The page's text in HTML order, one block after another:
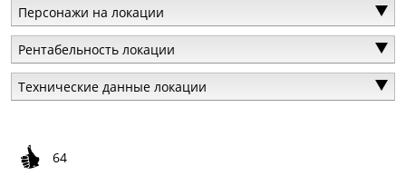
Персонажи на локации
Рентабельность локации
Технические данные локации
64